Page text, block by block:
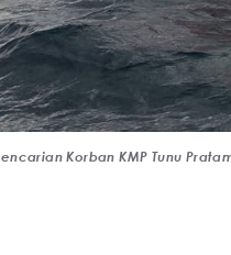
Korban KMP Tunu